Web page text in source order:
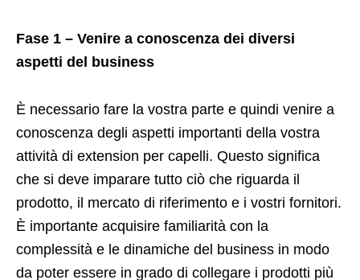
Fase 1 – Venire a conoscenza dei diversi
aspetti del business
È necessario fare la vostra parte e quindi venire a
conoscenza degli aspetti importanti della vostra
attività di extension per capelli. Questo significa
che si deve imparare tutto ciò che riguarda il
prodotto, il mercato di riferimento e i vostri fornitori.
È importante acquisire familiarità con la
complessità e le dinamiche del business in modo
da poter essere in grado di collegare i prodotti più